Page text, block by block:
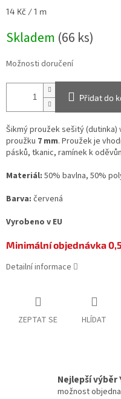
Měrná
14 Kč / 1 m
Skladem (66 ks)
Možnosti doručení
Přidat do
Šikmý proužek sešitý
proužku 7 mm. Proužek je
pásků, tkanic, ramínek k
Materiál: 50% bavlna, 50%
Barva: červená
Vyrobeno v EU
Minimální objednávka
Detailní informace
ZEPTAT SE HLÍDAT
Nejlepší výběr
možnost